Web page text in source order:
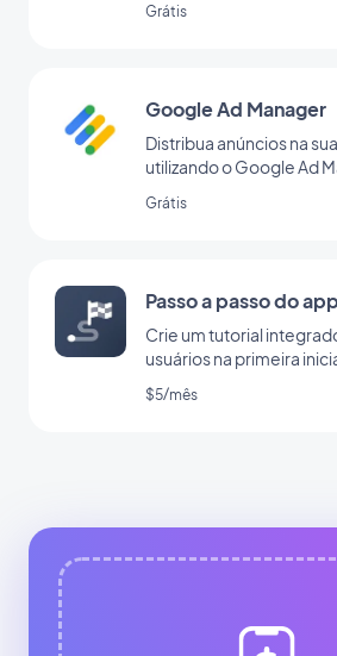
Grátis
Google Ad Manager
Distribua anúncios na
utilizando o Google Ad
Grátis
Passo a passo do app
Crie um tutorial
usuários na primeira
app
$5/mês